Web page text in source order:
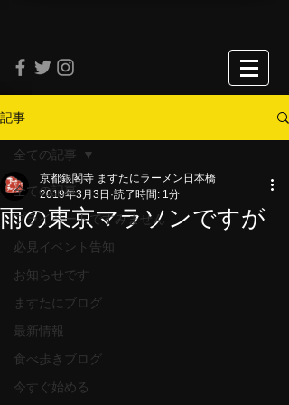
記事
全ての記事
プライベートですみません
必見イベント告知
お知らせです
ますたにブログ
最新情報
食べ歩きブログ
今すぐ始める
全ての記事
雨の東京マラソンですが
京都銀閣寺 ますたにラーメン日本橋
2019年3月3日 読了時間: 1分